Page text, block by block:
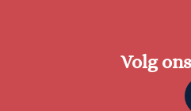
Volg ons